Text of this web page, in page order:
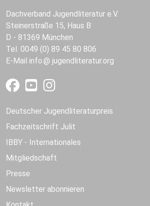
Dachverband Jugendliteratur e.V.
Steinerstraße 15, Haus B
D - 81369 München
Tel. 0049 (0) 89 45 80 806
E-Mail info jugendliteratur.org
Deutscher Jugendliteraturpreis
Fachzeitschrift Julit
IBBY - Internationales
Mitgliedschaft
Presse
Newsletter abonnieren